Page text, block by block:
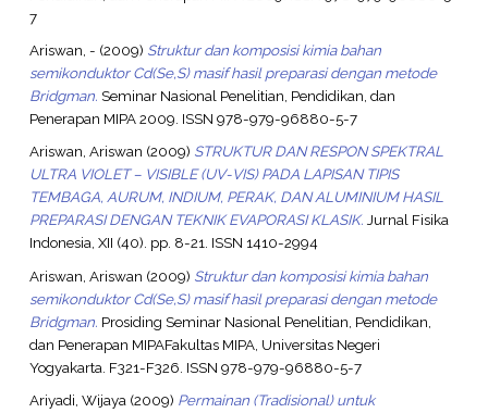
7
Ariswan, - (2009) Struktur dan komposisi kimia bahan
semikonduktor Cd(Se,S) masif hasil preparasi dengan metode
Bridgman. Seminar Nasional Penelitian, Pendidikan, dan
Penerapan MIPA 2009. ISSN 978-979-96880-5-7
Ariswan, Ariswan (2009) STRUKTUR DAN RESPON SPEKTRAL
ULTRA VIOLET – VISIBLE (UV-VIS) PADA LAPISAN TIPIS
TEMBAGA, AURUM, INDIUM, PERAK, DAN ALUMINIUM HASIL
PREPARASI DENGAN TEKNIK EVAPORASI KLASIK. Jurnal Fisika
Indonesia, XII (40). pp. 8-21. ISSN 1410-2994
Ariswan, Ariswan (2009) Struktur dan komposisi kimia bahan
semikonduktor Cd(Se,S) masif hasil preparasi dengan metode
Bridgman. Prosiding Seminar Nasional Penelitian, Pendidikan,
dan Penerapan MIPAFakultas MIPA, Universitas Negeri
Yogyakarta. F321-F326. ISSN 978-979-96880-5-7
Ariyadi, Wijaya (2009) Permainan (Tradisional) untuk